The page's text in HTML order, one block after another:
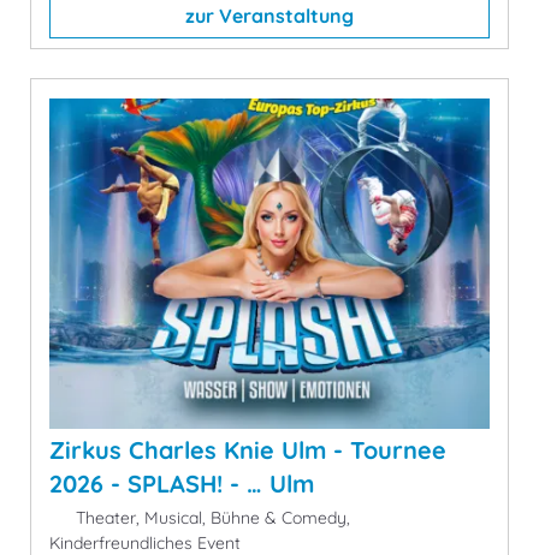
zur Veranstaltung
Zirkus Charles Knie Ulm - Tournee
2026 - SPLASH! - … Ulm
Theater, Musical, Bühne & Comedy,
Kinderfreundliches Event